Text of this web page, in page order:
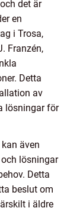
det är
en
i Trosa,
Franzén,
Detta
av
lösningar för
även
lösningar
Detta
beslut om
i äldre